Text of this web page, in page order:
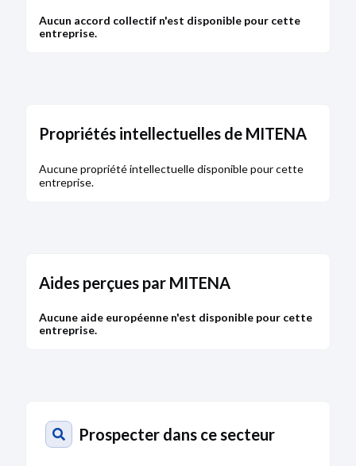
Aucun accord collectif n'est disponible pour cette
entreprise.
Propriétés intellectuelles de MITENA
Aucune propriété intellectuelle disponible pour cette
entreprise.
Aides perçues par MITENA
Aucune aide européenne n'est disponible pour cette
entreprise.
Prospecter dans ce secteur